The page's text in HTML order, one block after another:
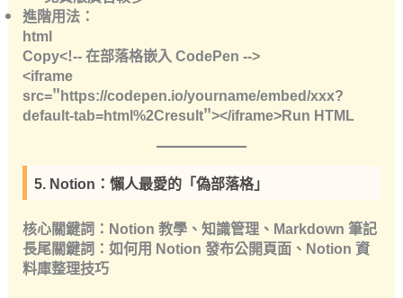
進階用法：
html
Copy<!-- 在部落格嵌入 CodePen -->
<iframe
src="https://codepen.io/yourname/embed/xxx?
default-tab=html%2Cresult"></iframe>Run HTML
5. Notion：懶人最愛的「偽部落格」
核心關鍵詞：Notion 教學、知識管理、Markdown 筆記
長尾關鍵詞：如何用 Notion 發布公開頁面、Notion 資
料庫整理技巧